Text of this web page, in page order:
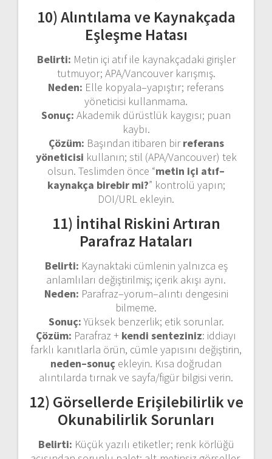
10) Alıntılama ve Kaynakçada
Eşleşme Hatası
Belirti: Metin içi atıf ile kaynakçadaki girişler
tutmuyor; APA/Vancouver karışmış.
Neden: Elle kopyala–yapıştır; referans
yöneticisi kullanmama.
Sonuç: Akademik dürüstlük kaygısı; puan
kaybı.
Çözüm: Başından itibaren birreferans
yöneticisi kullanın; stil (APA/Vancouver) tek
olsun. Teslimden önce “metin içi atıf–
kaynakça birebir mi?” kontrolü yapın;
DOI/URL ekleyin.
11) İntihal Riskini Artıran
Parafraz Hataları
Belirti: Kaynaktaki cümlenin yalnızca eş
anlamlıları değiştirilmiş; içerik akışı aynı.
Neden: Parafraz–yorum–alıntı dengesini
bilmeme.
Sonuç:Yüksek benzerlik; etik sorunlar.
Çözüm: Parafraz + kendi senteziniz: iddiayı
farklı kanıtlarla örün, cümle yapısını değiştirin,
neden–sonuç ekleyin. Kısa doğrudan
alıntılarda tırnak ve sayfa/figür bilgisi verin.
12) Görsellerde Erişilebilirlik ve
Okunabilirlik Sorunları
Belirti: Küçük yazılı etiketler; renk körlüğü